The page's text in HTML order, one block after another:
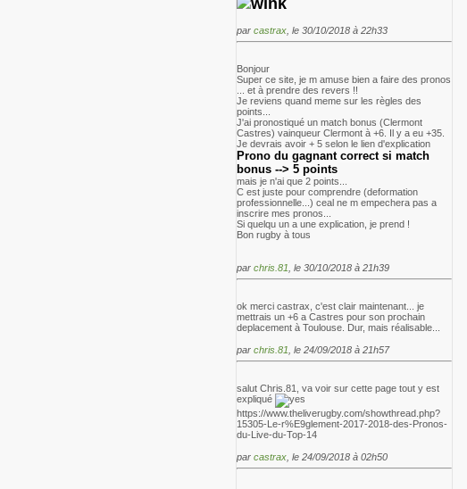
par castrax, le 30/10/2018 à 22h33
Bonjour
Super ce site, je m amuse bien a faire des pronos
... et à prendre des revers !!
Je reviens quand meme sur les règles des
points...
J'ai pronostiqué un match bonus (Clermont
Castres) vainqueur Clermont à +6. Il y a eu +35.
Je devrais avoir + 5 selon le lien d'explication
Prono du gagnant correct si match
bonus --> 5 points
mais je n'ai que 2 points...
C est juste pour comprendre (deformation
professionnelle...) ceal ne m empechera pas a
inscrire mes pronos...
Si quelqu un a une explication, je prend !
Bon rugby à tous
par chris.81 , le 30/10/2018 à 21h39
ok merci castrax, c'est clair maintenant... je
mettrais un +6 a Castres pour son prochain
deplacement à Toulouse. Dur, mais réalisable...
par chris.81 , le 24/09/2018 à 21h57
salut Chris.81, va voir sur cette page tout y est
expliqué
https://www.theliverugby.com/showthread.php?
15305-Le-r%E9glement-2017-2018-des-Pronos-
du-Live-du-Top-14
par castrax, le 24/09/2018 à 02h50